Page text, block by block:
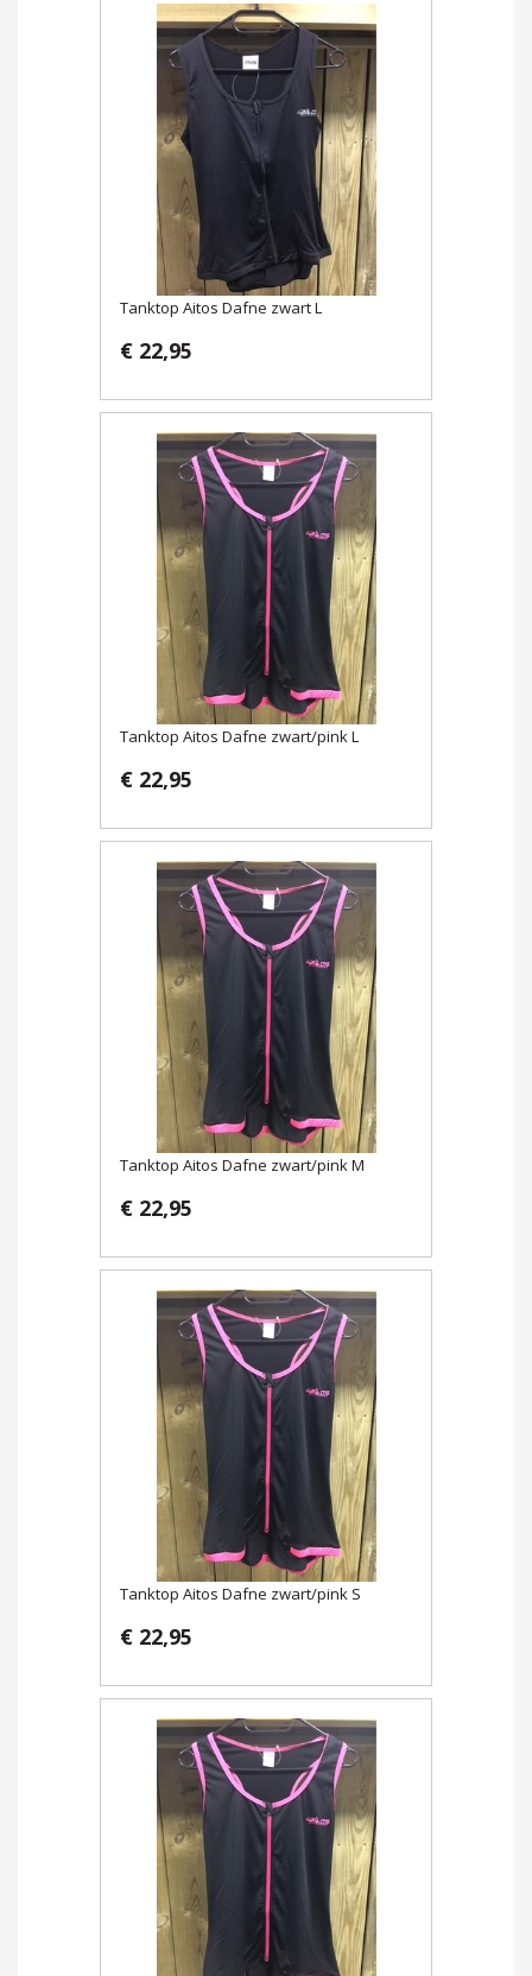
Tanktop Aitos Dafne zwart L
€ 22,95
Tanktop Aitos Dafne zwart/pink L
€ 22,95
Tanktop Aitos Dafne zwart/pink M
€ 22,95
Tanktop Aitos Dafne zwart/pink S
€ 22,95